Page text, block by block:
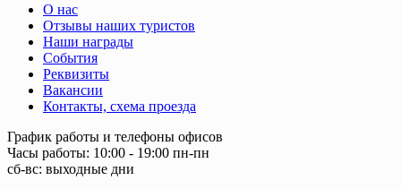
О нас
Отзывы наших туристов
Наши награды
События
Реквизиты
Вакансии
Контакты, схема проезда
График работы и телефоны офисов
Часы работы: 10:00 - 19:00 пн-пн
сб-вс: выходные дни